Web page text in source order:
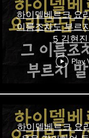
하이델베르크 요
이름조차도 부르
5 김현
Play
하이델베르크 요